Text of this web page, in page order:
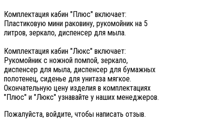
Комплектация кабин "Плюс" включает:
Пластиковую мини раковину, рукомойник на 5
литров, зеркало, диспенсер для мыла.
Комплектация кабин "Люкс" включает:
Рукомойник с ножной помпой, зеркало,
диспенсер для мыла, диспенсер для бумажных
полотенец, сиденье для унитаза мягкое.
Окончательную цену изделия в комплектациях
"Плюс" и "Люкс" узнавайте у наших менеджеров.
Пожалуйста, войдите, чтобы написать отзыв.